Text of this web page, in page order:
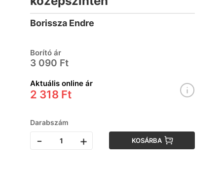
Borissza Endre
Borító ár
3 090 Ft
Aktuális online ár
2 318 Ft
Darabszám
- + KOSÁRBA